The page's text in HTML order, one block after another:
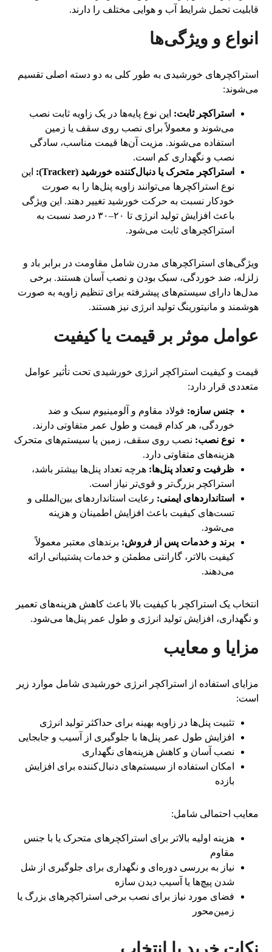
قابلیت تحمل شرایط آب و هوایی مختلف را دارند.
انواع و ویژگی‌ها
استراکچرهای خورشیدی به طور کلی به دو دسته اصلی تقسیم
می‌شوند:
استراکچر ثابت: این نوع پایه‌ها در یک زاویه ثابت نصب
می‌شوند و معمولاً برای نصب روی سقف یا زمین
استفاده می‌شوند. مزیت آن‌ها قیمت مناسب، سادگی
نصب و نگهداری کم است.
استراکچر متحرک یا دنبال‌کننده خورشید (Tracker):
این
نوع استراکچرها می‌توانند زاویه پنل‌ها را به صورت
خودکار نسبت به حرکت خورشید تغییر دهند. این ویژگی
باعث افزایش تولید انرژی تا ۲۰–۳۰ درصد نسبت به
استراکچرهای ثابت می‌شود.
ویژگی‌های استراکچرهای مدرن شامل مقاومت در برابر باد و
زلزله، ضد خوردگی، سبک بودن و نصب آسان هستند. برخی
مدل‌ها دارای سیستم‌های پیشرفته برای تنظیم زاویه به صورت
هوشمند و مانیتورینگ تولید انرژی نیز هستند.
عوامل موثر بر قیمت یا کیفیت
قیمت و کیفیت استراکچر انرژی خورشیدی تحت تأثیر عوامل
متعددی قرار دارد:
جنس سازه: فولاد مقاوم و آلومینیوم سبک و ضد
خوردگی، هر کدام قیمت و طول عمر متفاوتی دارند.
نوع نصب: نصب روی سقف، زمین یا سیستم‌های متحرک
هزینه‌های متفاوتی دارد.
ظرفیت و تعداد پنل‌ها: هرچه تعداد پنل‌ها بیشتر باشد،
استراکچر بزرگ‌تر و قوی‌تر نیاز است.
استانداردهای ایمنی: رعایت استانداردهای بین‌المللی و
تست‌های کیفیت باعث افزایش اطمینان و هزینه
می‌شود.
برند و خدمات پس از فروش: برندهای معتبر معمولاً
کیفیت بالاتر، گارانتی مطمئن و خدمات پشتیبانی ارائه
می‌دهند.
انتخاب یک استراکچر با کیفیت بالا باعث کاهش هزینه‌های تعمیر
و نگهداری، افزایش تولید انرژی و طول عمر پنل‌ها می‌شود.
مزایا و معایب
مزایای استفاده از استراکچر انرژی خورشیدی شامل موارد زیر
است:
تثبیت پنل‌ها در زاویه بهینه برای حداکثر تولید انرژی
افزایش طول عمر پنل‌ها با جلوگیری از آسیب و جابجایی
نصب آسان و کاهش هزینه‌های نگهداری
امکان استفاده از سیستم‌های دنبال‌کننده برای افزایش
بازده
معایب احتمالی شامل:
هزینه اولیه بالاتر برای استراکچرهای متحرک یا با جنس
مقاوم
نیاز به بررسی دوره‌ای و نگهداری برای جلوگیری از شل
شدن پیچ‌ها یا آسیب دیدن سازه
فضای مورد نیاز برای نصب برخی استراکچرهای بزرگ یا
زمین‌محور